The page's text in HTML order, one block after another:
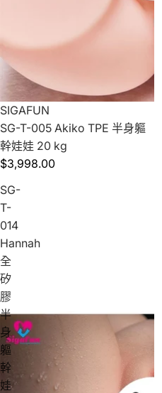
SIGAFUN
SG-T-005 Akiko TPE 半身軀
幹娃娃 20 kg
$3,998.00
SG-
T-
014
Hannah
全
矽
膠
半
身
軀
幹
娃